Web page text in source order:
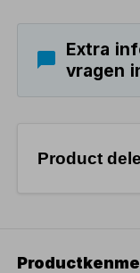
Extra
vragen
Product